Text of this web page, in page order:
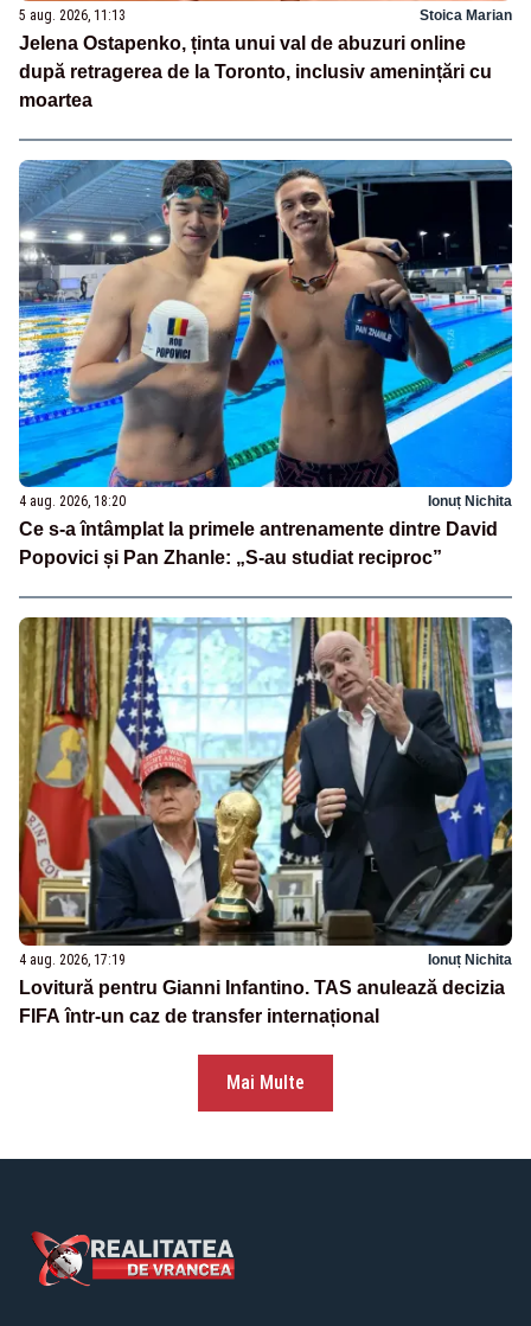
5 aug. 2026, 11:13 Stoica Marian
Jelena Ostapenko, ținta unui val de abuzuri online
după retragerea de la Toronto, inclusiv amenințări cu
moartea
4 aug. 2026, 18:20 Ionuț Nichita
Ce s-a întâmplat la primele antrenamente dintre David
Popovici și Pan Zhanle: „S-au studiat reciproc”
4 aug. 2026, 17:19 Ionuț Nichita
Lovitură pentru Gianni Infantino. TAS anulează decizia
FIFA într-un caz de transfer internațional
Mai Multe